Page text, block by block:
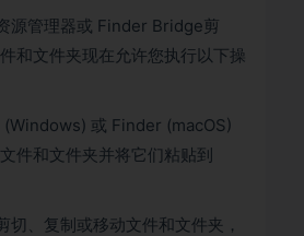
源管理器或 Finder Bridge剪
和文件夹现在允许您执行以下操
(Windows) 或 Finder (macOS)
件和文件夹并将它们粘贴到
切、复制或移动文件和文件夹，